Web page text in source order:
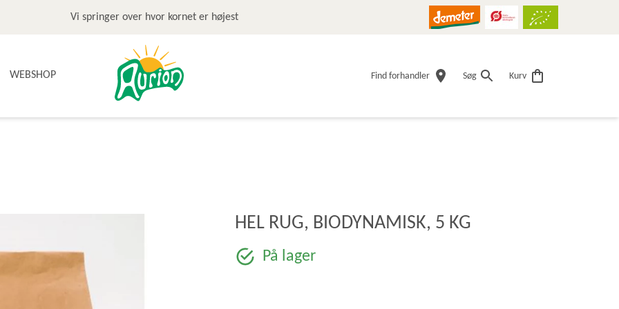
Vi springer over hvor kornet er højest
WEBSHOP
DIVERSE
FRUGTRULLER
Find forhandler Søg Kurv
HEL RUG, BIODYNAMISK, 5 KG
På lager